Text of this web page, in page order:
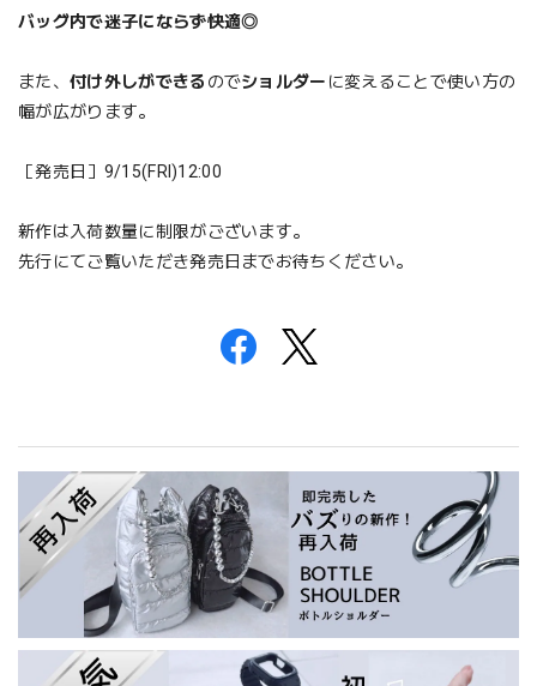
バッグ内で迷子にならず快適◎
また、 付け外しができる のでショルダー に変えることで使い方の
幅が広がります。
［発売日］9/15(FRI)12:00
新作は入荷数量に制限がございます。
先行にてご覧いただき発売日までお待ちください。